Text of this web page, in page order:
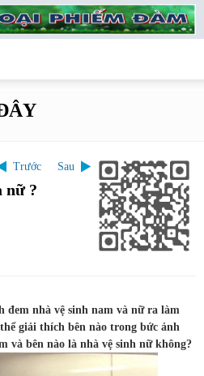
Trước Sau
nữ ?
đem nhà vệ sinh nam và nữ ra làm
giải thích bên nào trong bức ảnh
và bên nào là nhà vệ sinh nữ không?